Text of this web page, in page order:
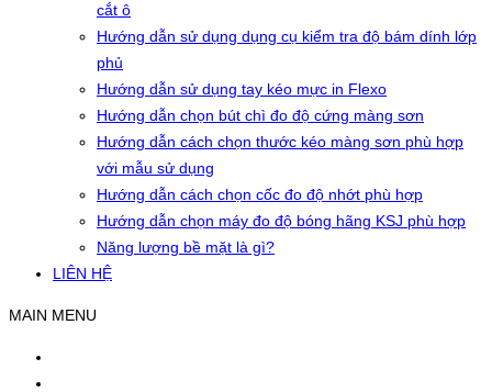
cắt ô
Hướng dẫn sử dụng dụng cụ kiểm tra độ bám dính lớp
phủ
Hướng dẫn sử dụng tay kéo mực in Flexo
Hướng dẫn chọn bút chì đo độ cứng màng sơn
Hướng dẫn cách chọn thước kéo màng sơn phù hợp
với mẫu sử dụng
Hướng dẫn cách chọn cốc đo độ nhớt phù hợp
Hướng dẫn chọn máy đo độ bóng hãng KSJ phù hợp
Năng lượng bề mặt là gì?
LIÊN HỆ
MAIN MENU